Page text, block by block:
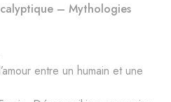
– Mythologies
entre un humain et une